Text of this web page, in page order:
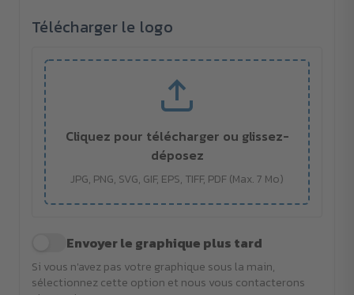
Télécharger le logo
Cliquez pour télécharger ou glissez-
déposez
JPG, PNG, SVG, GIF, EPS, TIFF, PDF (Max. 7 Mo)
Envoyer le graphique plus tard
Si vous n'avez pas votre graphique sous la main,
sélectionnez cette option et nous vous contacterons